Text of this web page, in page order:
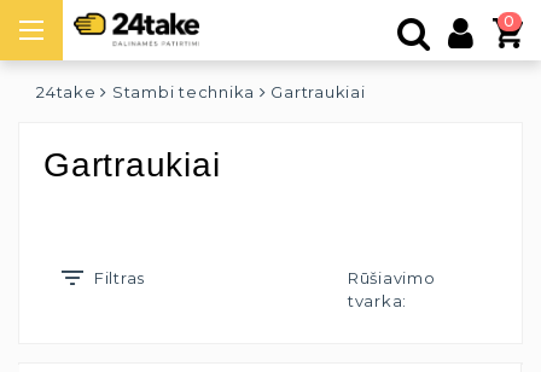
0
24take Stambi technika Gartraukiai
Gartraukiai
Filtras
Rūšiavimo
tvarka: